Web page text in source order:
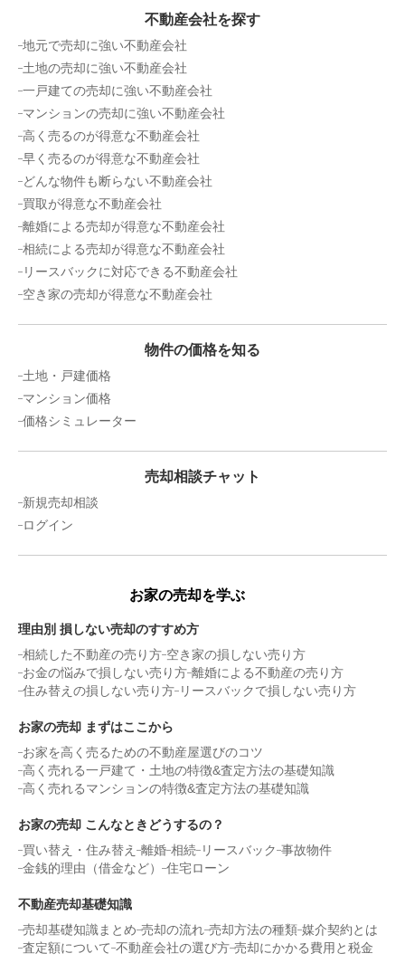
不動産会社を探す
地元で売却に強い不動産会社
土地の売却に強い不動産会社
一戸建ての売却に強い不動産会社
マンションの売却に強い不動産会社
高く売るのが得意な不動産会社
早く売るのが得意な不動産会社
どんな物件も断らない不動産会社
買取が得意な不動産会社
離婚による売却が得意な不動産会社
相続による売却が得意な不動産会社
リースバックに対応できる不動産会社
空き家の売却が得意な不動産会社
物件の価格を知る
土地・戸建価格
マンション価格
価格シミュレーター
売却相談チャット
新規売却相談
ログイン
お家の売却を学ぶ
理由別 損しない売却のすすめ方
相続した不動産の売り方 空き家の損しない売り方
お金の悩みで損しない売り方 離婚による不動産の売り方
住み替えの損しない売り方 リースバックで損しない売り方
お家の売却 まずはここから
お家を高く売るための不動産屋選びのコツ
高く売れる一戸建て・土地の特徴&査定方法の基礎知識
高く売れるマンションの特徴&査定方法の基礎知識
お家の売却 こんなときどうするの？
買い替え・住み替え
離婚 相続 リースバック 事故物件
金銭的理由（借金など）
住宅ローン
不動産売却基礎知識
売却基礎知識まとめ 売却の流れ 売却方法の種類 媒介契約とは
査定額について 不動産会社の選び方 売却にかかる費用と税金